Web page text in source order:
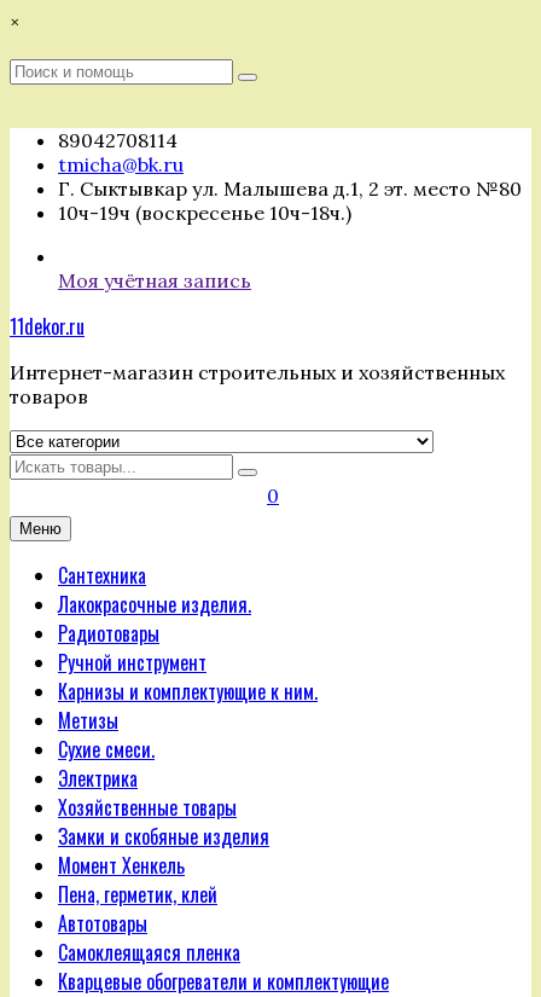
Перейти
содержимому
×
Поиск
Поиск
89042708114
tmicha@bk.ru
Г. Сыктывкар ул. Малышева д.1, 2 эт. место №80
10ч-19ч (воскресенье 10ч-18ч.)
Моя учётная запись
11dekor.ru
Интернет-магазин строительных и хозяйственных
товаров
Искать
0
Меню
Сантехника
Лакокрасочные изделия.
Радиотовары
Ручной инструмент
Карнизы и комплектующие к ним.
Метизы
Сухие смеси.
Электрика
Хозяйственные товары
Замки и скобяные изделия
Момент Хенкель
Пена, герметик, клей
Автотовары
Самоклеящаяся пленка
Кварцевые обогреватели и комплектующие